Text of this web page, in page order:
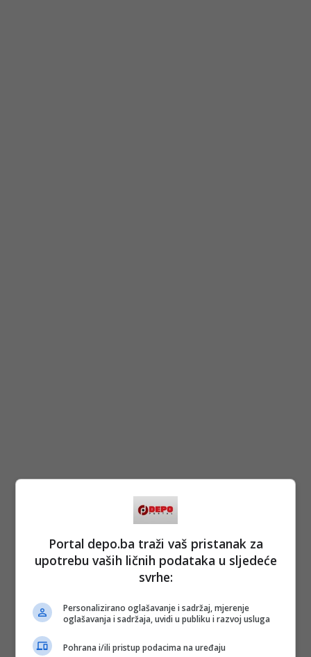
Portal depo.ba traži vaš pristanak za
upotrebu vaših ličnih podataka u sljedeće
svrhe:
Personalizirano oglašavanje i sadržaj, mjerenje
oglašavanja i sadržaja, uvidi u publiku i razvoj usluga
Pohrana i/ili pristup podacima na uređaju